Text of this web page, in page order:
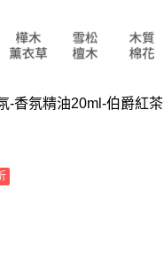
-香氛精油20ml-伯爵紅茶